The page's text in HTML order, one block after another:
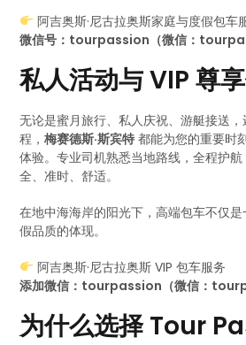
阿吉奥斯·尼古拉奥斯家庭与度假包车
微信号：tourpassion（微信：
私人活动与 VIP 尊
无论是蜜月旅行、私人庆祝、游艇接送
程，梅赛德斯·斯宾特 都能为您的重要时
体验。专业司机熟悉当地路线，全程护
全、准时、舒适。
在地中海海岸的阳光下，高端包车不仅
假品质的体现。
阿吉奥斯·尼古拉奥斯 VIP 包车服务
添加微信：tourpassion（微信：
为什么选择 Tour